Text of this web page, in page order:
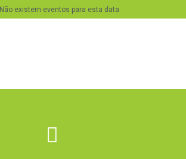
Não existem eventos para esta data